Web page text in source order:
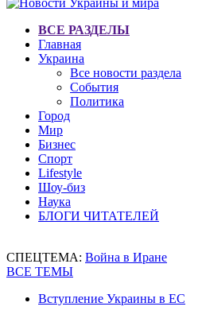
ВСЕ РАЗДЕЛЫ
Главная
Украина
Все новости раздела
События
Политика
Город
Мир
Бизнес
Спорт
Lifestyle
Шоу-биз
Наука
БЛОГИ ЧИТАТЕЛЕЙ
СПЕЦТЕМА: Война в Иране
ВСЕ ТЕМЫ
Вступление Украины в ЕС